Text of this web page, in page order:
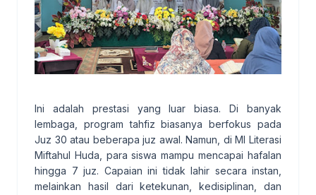
Ini adalah prestasi yang luar biasa. Di banyak
lembaga, program tahfiz biasanya berfokus pada
Juz 30 atau beberapa juz awal. Namun, di MI Literasi
Miftahul Huda, para siswa mampu mencapai hafalan
hingga 7 juz. Capaian ini tidak lahir secara instan,
melainkan hasil dari ketekunan, kedisiplinan, dan